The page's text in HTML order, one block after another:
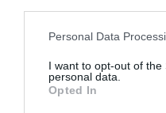
Personal Data
I want to opt-out of the
personal data.
Opted In
de Boeing 777-9 déjà
histoire de l'aviation